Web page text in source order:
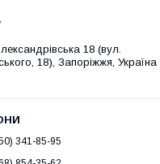
18 (вул.
18), Запоріжжя, Україна
341-85-95